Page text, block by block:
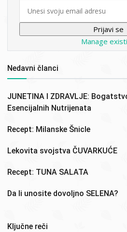
Manage
Nedavni članci
JUNETINA I ZDRAVLJE:
Esencijalnih Nutrijenata
Recept: Milanske Šnicle
Lekovita svojstva ČUVARKUĆE
Recept: TUNA SALATA
Da li unosite dovoljno SELENA?
Ključne reči